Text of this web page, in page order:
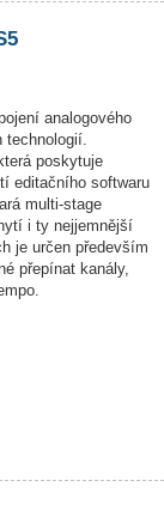
analogového
technologií.
poskytuje
editačního softwaru
multi-stage
i ty nejjemnější
je určen především
přepínat kanály,